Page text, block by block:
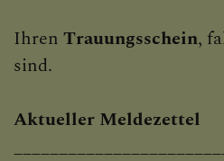
Ihren Trauungsschein,
sind.
Aktueller Meldezettel